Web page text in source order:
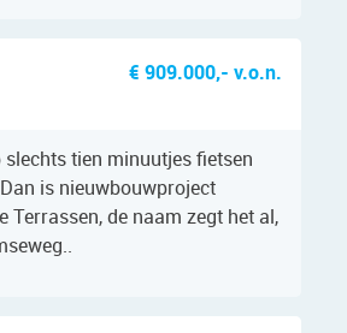
€ 909.000,- v.o.n.
tien minuutjes fietsen
is nieuwbouwproject
Terrassen, de naam zegt het al,